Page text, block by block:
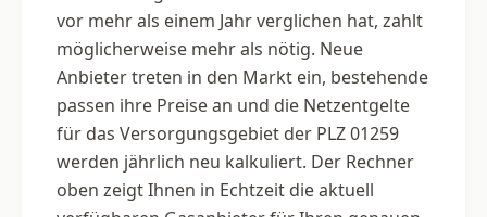
vor mehr als einem Jahr verglichen hat, zahlt
möglicherweise mehr als nötig. Neue
Anbieter treten in den Markt ein, bestehende
passen ihre Preise an und die Netzentgelte
für das Versorgungsgebiet der PLZ 01259
werden jährlich neu kalkuliert. Der Rechner
oben zeigt Ihnen in Echtzeit die aktuell